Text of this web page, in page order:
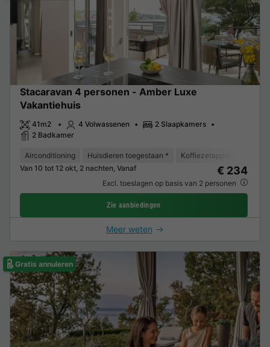
Stacaravan 4 personen - Amber Luxe
Vakantiehuis
41m2 4 Volwassenen
2 Slaapkamers
2 Badkamer
Airconditioning Huisdieren toegestaan * Koffiezetapparaat
Van 10 tot 12 okt, 2 nachten, Vanaf
€ 234
Excl. toeslagen op basis van 2 personen
Zie aanbiedingen
Meer weten
Gratis annuleren